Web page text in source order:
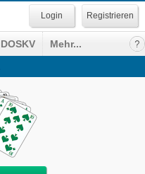
Registrieren
DOSKV
Mehr...